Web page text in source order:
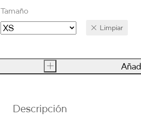
Tamaño
Limpiar
+
Descripción